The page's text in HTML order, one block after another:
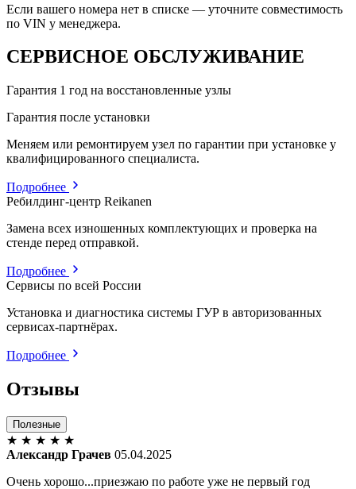
Если вашего номера нет в списке — уточните совместимость
по VIN у менеджера.
СЕРВИСНОЕ ОБСЛУЖИВАНИЕ
Гарантия 1 год на восстановленные узлы
Гарантия после установки
Меняем или ремонтируем узел по гарантии при установке у
квалифицированного специалиста.
Подробнее
Ребилдинг-центр Reikanen
Замена всех изношенных комплектующих и проверка на
стенде перед отправкой.
Подробнее
Сервисы по всей России
Установка и диагностика системы ГУР в авторизованных
сервисах-партнёрах.
Подробнее
Отзывы
Полезные
★ ★ ★ ★ ★
Александр Грачев 05.04.2025
Очень хорошо...приезжаю по работе уже не первый год